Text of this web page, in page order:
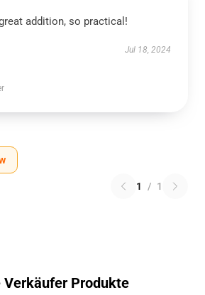
addition, so practical!
Jul 18, 2024
1 / 1
Verkäufer Produkte